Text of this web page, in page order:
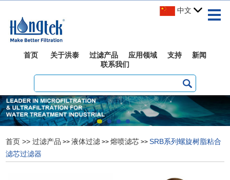
中文
首页 关于洪泰 过滤产品 应用领域 支持
新闻
联系我们
首页 >>过滤产品 >>液体过滤 >>熔喷滤芯 >>SRB系列螺旋树脂粘合
滤芯过滤器